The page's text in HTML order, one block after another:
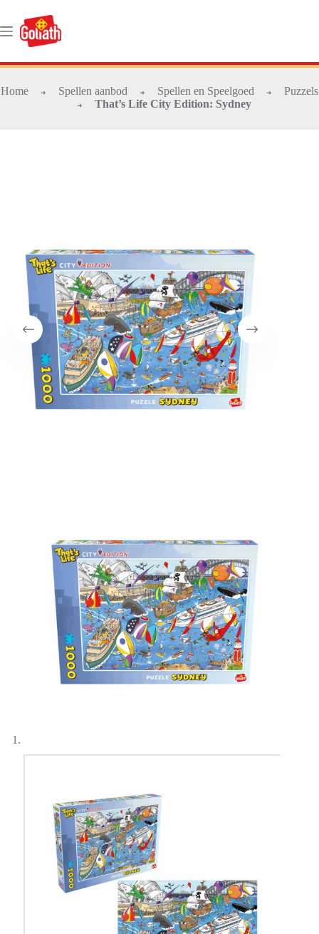
de
inhoud
Home ➜ Spellen aanbod ➜ Spellen en Speelgoed ➜ Puzzels
➜ That’s Life City Edition: Sydney